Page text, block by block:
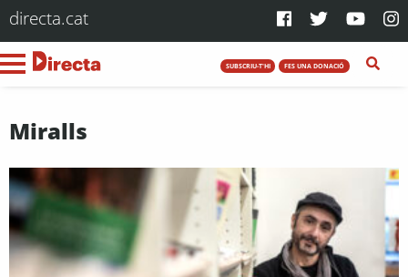
directa.cat
SUBSCRIU-T'HI FES UNA DONACIÓ
Miralls